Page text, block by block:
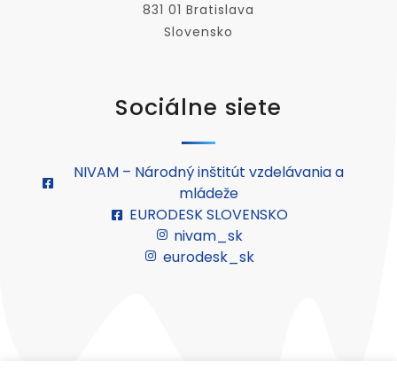
831 01 Bratislava
Slovensko
Sociálne siete
NIVAM – Národný inštitút vzdelávania a
mládeže
EURODESK SLOVENSKO
nivam_sk
eurodesk_sk